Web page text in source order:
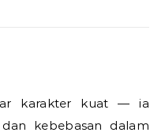
karakter kuat — ia
kebebasan dalam